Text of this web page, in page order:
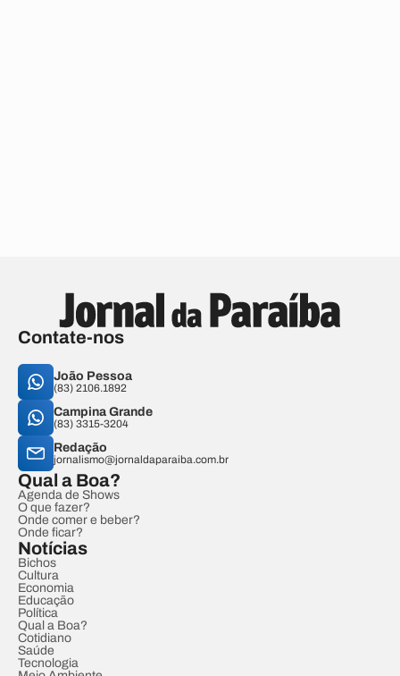
Contate-nos
João Pessoa
(83) 2106.1892
Campina Grande
(83) 3315-3204
Redação
jornalismo@jornaldaparaiba.com.br
Qual a Boa?
Agenda de Shows
O que fazer?
Onde comer e beber?
Onde ficar?
Notícias
Bichos
Cultura
Economia
Educação
Política
Qual a Boa?
Cotidiano
Saúde
Tecnologia